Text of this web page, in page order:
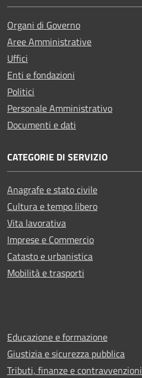
Organi di Governo
Aree Amministrative
Uffici
Enti e fondazioni
Politici
Personale Amministrativo
Documenti e dati
CATEGORIE DI SERVIZIO
Anagrafe e stato civile
Cultura e tempo libero
Vita lavorativa
Imprese e Commercio
Catasto e urbanistica
Mobilità e trasporti
Educazione e formazione
Giustizia e sicurezza pubblica
Tributi, finanze e contravvenzioni